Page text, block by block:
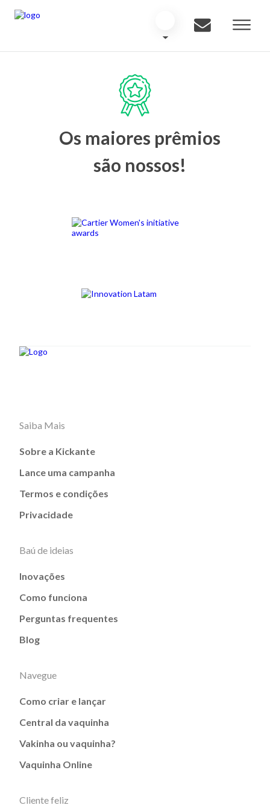
Os maiores prêmios
são nossos!
Saiba Mais
Sobre a Kickante
Lance uma campanha
Termos e condições
Privacidade
Baú de ideias
Inovações
Como funciona
Perguntas frequentes
Blog
Navegue
Como criar e lançar
Central da vaquinha
Vakinha ou vaquinha?
Vaquinha Online
Cliente feliz